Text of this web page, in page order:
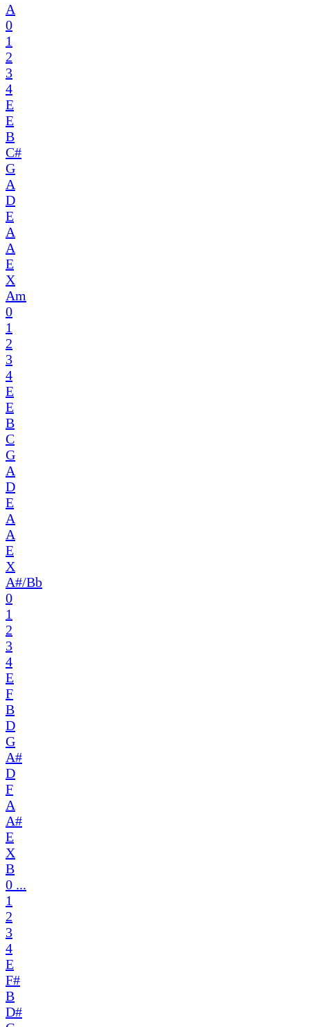
A
0
1
2
3
4
E
E
B
C#
G
A
D
E
A
A
E
X
Am
0
1
2
3
4
E
E
B
C
G
A
D
E
A
A
E
X
A#/Bb
0
1
2
3
4
E
F
B
D
G
A#
D
F
A
A#
E
X
B
0 ...
1
2
3
4
E
F#
B
D#